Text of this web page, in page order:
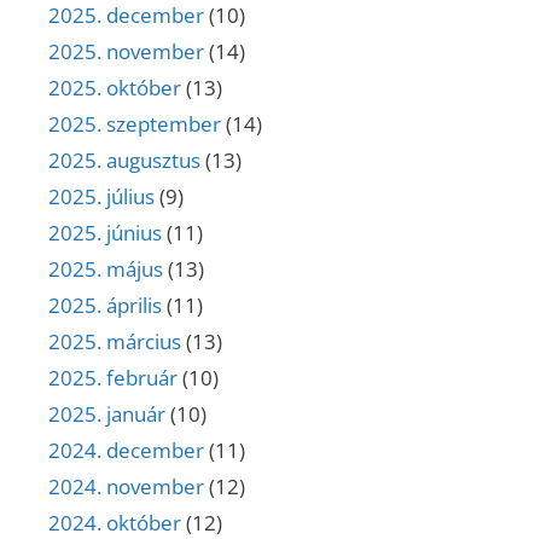
2025. december(10)
2025. november(14)
2025. október(13)
2025. szeptember(14)
2025. augusztus(13)
2025. július(9)
2025. június(11)
2025. május(13)
2025. április(11)
2025. március(13)
2025. február(10)
2025. január(10)
2024. december(11)
2024. november(12)
2024. október(12)